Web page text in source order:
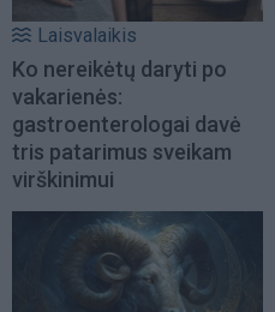
Laisvalaikis
Ko nereikėtų daryti po
vakarienės:
gastroenterologai davė
tris patarimus sveikam
virškinimui